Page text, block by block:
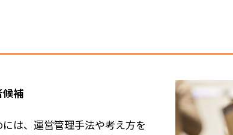
候補
は、運営管理手法や考え方を